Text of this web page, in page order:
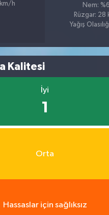
h
Nem:
Rüzgar: 28
Yağış
Kalitesi
İyi
1
Orta
Hassaslar için sağlıksız